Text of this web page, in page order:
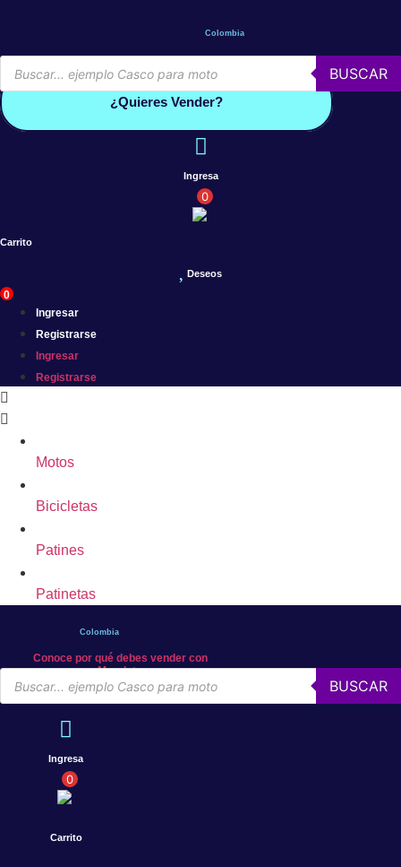
contenido
Colombia
Búsqueda
de
productos
BUSCAR
Conoce por qué debes vender con mercleta
¿Quieres Vender?
Ingresa
0
Carrito
Deseos
0
Ingresar
Registrarse
Ingresar
Registrarse
Motos
Bicicletas
Patines
Patinetas
Colombia
Conoce por qué debes vender con
Mercleta
Búsqueda
de
productos
BUSCAR
Ingresa
0
Carrito